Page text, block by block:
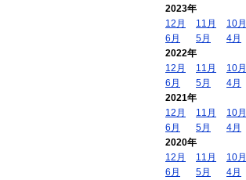
2023年
12月
11月 10月
6月
5月 4月
2022年
12月
11月 10月
6月
5月 4月
2021年
12月
11月 10月
6月
5月 4月
2020年
12月
11月 10月
6月
5月 4月